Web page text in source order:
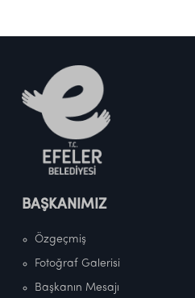
BAŞKANIMIZ
Özgeçmiş
Fotoğraf Galerisi
Başkanın Mesajı